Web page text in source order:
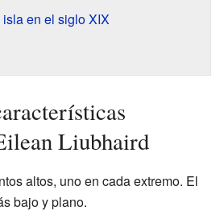
en el siglo XIX
Liubhaird
altos, uno en cada extremo. El
bajo y plano.